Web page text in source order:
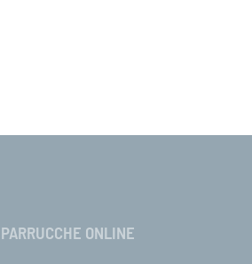
PARRUCCHE ONLINE